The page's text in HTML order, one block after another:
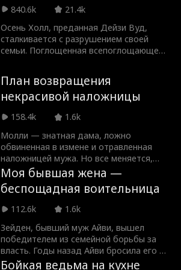
соблазнить его. Скотт дарит Милли
настоящее бриллиантовое колье, а
Сейди — подделку. Заручившись
поддержкой ассистента и пациентов,
Сейди узнает правду и больше не
840.6k
21.4k
Осень Холл, преданная Дейзи Вуд,
сталкивается с разрушением своей
семьи. Поглощенная всепоглощающей
Абисс и Фьюме, она жаждет мести.
Пока боги осаждают, они используют
сны для контратаки, воссоединяя Трех
Демон-лордов и погружая
божественное царство в хаос.
План возвращения
некрасивой наложницы
158.4k
1.6k
Молли — знатная дама, ложно
обвиненная в измене и отравленная
наложницей мужа. Но все меняется,
когда в ее теле просыпается
современный ученый. Вооружившись
наукой, Молли жаждет мести. Она
намерена вернуть контроль, развестись
с холодным принцем Йелем и наказать
предателей. Заручившись поддержкой
императора и императрицы, она
возвышается, оставляя Йеля и его
наложницу ни с чем. Никакой любви —
Моя бывшая жена —
беспощадная воительница
112.6k
1.6k
Зейден, бывший муж Айви, вышел
победителем из семейной борьбы за
власть. Годы назад Айви бросила его на
самом дне. Теперь же Зейден, чьи
Бойкая ведьма на кухне